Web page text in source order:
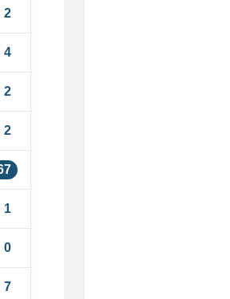
2
4
2
2
1
0
7